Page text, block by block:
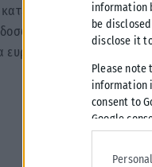
information
be
disclose it
Please note
information
consent to
Google
κατέβαλαν ποσό κοντά
υπέγραψε
ευρώ.